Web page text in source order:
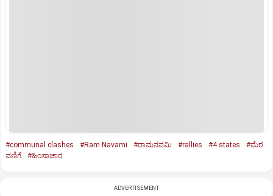
#communal clashes #Ram Navami #ರಾಮನವಮಿ #rallies #4 states
#ಮೆರ
ವಣಿಗೆ
#ಹಿಂಸಾಚಾರ
ADVERTISEMENT